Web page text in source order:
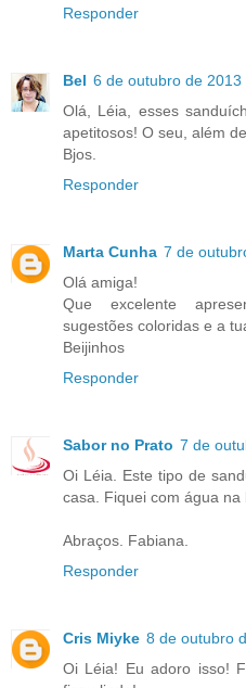
Responder
Bel 6 de outubro de 2013
Olá, Léia, esses
apetitosos! O seu, além
Bjos.
Responder
Marta Cunha 7 de
Olá amiga!
Que excelente
sugestões coloridas e a
Beijinhos
Responder
Sabor no Prato 7 de
Oi Léia. Este tipo de
casa. Fiquei com água na
Abraços. Fabiana.
Responder
Cris Miyke 8 de outubro
Oi Léia! Eu adoro isso!